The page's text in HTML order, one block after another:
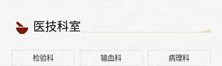
医技科室
检验科 输血科 病理科